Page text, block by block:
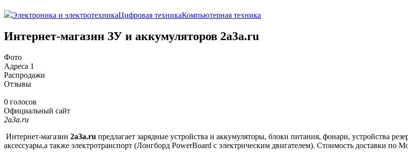
Электроника и электротехникаЦифровая техникаКомпьютерная техника
Интернет-магазин ЗУ и аккумуляторов 2a3a.ru
Фото
Адреса 1
Распродажи
Отзывы
0 голосов
Официальный сайт
2a3a.ru
Интернет-магазин 2a3a.ru предлагает зарядные устройства и аккумуляторы, блоки питания, фонари, устройства
аксессуары,а также электротранспорт (Лонгборд PowerBoard с электрическим двигателем). Стоимость доставки по